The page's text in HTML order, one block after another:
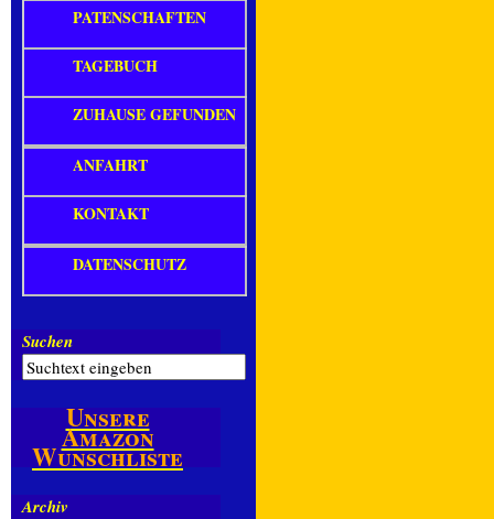
PATENSCHAFTEN
TAGEBUCH
ZUHAUSE GEFUNDEN
ANFAHRT
KONTAKT
DATENSCHUTZ
Suchen
Unsere
Amazon
Wunschliste
Archiv